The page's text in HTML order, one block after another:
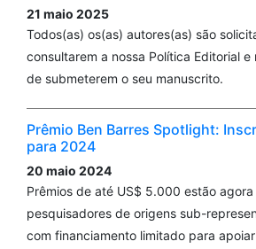
21 maio 2025
Todos(as) os(as) autores(as) são
consultarem a nossa Política Editorial e
de submeterem o seu manuscrito.
Prêmio Ben Barres Spotlight:
para 2024
20 maio 2024
Prêmios de até US$ 5.000 estão
pesquisadores de origens sub-
com financiamento limitado para